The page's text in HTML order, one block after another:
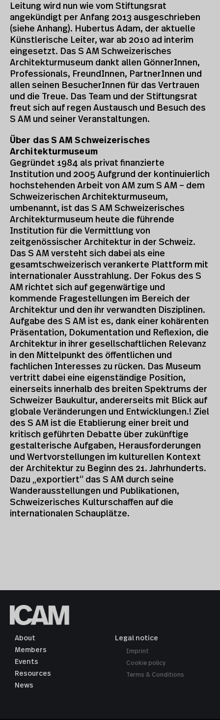
Leitung wird nun wie vom Stiftungsrat
angekündigt per Anfang 2013 ausgeschrieben
(siehe Anhang). Hubertus Adam, der aktuelle
Künstlerische Leiter, war ab 2010 ad interim
eingesetzt. Das S AM Schweizerisches
Architekturmuseum dankt allen GönnerInnen,
Professionals, FreundInnen, PartnerInnen und
allen seinen BesucherInnen für das Vertrauen
und die Treue. Das Team und der Stiftungsrat
freut sich auf regen Austausch und Besuch des
S AM und seiner Veranstaltungen.
Über das S AM Schweizerisches
Architekturmuseum
Gegründet 1984 als privat finanzierte
Institution und 2005 Aufgrund der kontinuierlich
hochstehenden Arbeit von AM zum S AM – dem
Schweizerischen Architekturmuseum,
umbenannt, ist das S AM Schweizerisches
Architekturmuseum heute die führende
Institution für die Vermittlung von
zeitgenössischer Architektur in der Schweiz.
Das S AM versteht sich dabei als eine
gesamtschweizerisch verankerte Plattform mit
internationaler Ausstrahlung. Der Fokus des S
AM richtet sich auf gegenwärtige und
kommende Fragestellungen im Bereich der
Architektur und den ihr verwandten Disziplinen.
Aufgabe des S AM ist es, dank einer kohärenten
Präsentation, Dokumentation und Reflexion, die
Architektur in ihrer gesellschaftlichen Relevanz
in den Mittelpunkt des öffentlichen und
fachlichen Interesses zu rücken. Das Museum
vertritt dabei eine eigenständige Position,
einerseits innerhalb des breiten Spektrums der
Schweizer Baukultur, andererseits mit Blick auf
globale Veränderungen und Entwicklungen.! Ziel
des S AM ist die Etablierung einer breit und
kritisch geführten Debatte über zukünftige
gestalterische Aufgaben, Herausforderungen
und Wertvorstellungen im kulturellen Kontext
der Architektur zu Beginn des 21. Jahrhunderts.
Dazu „exportiert“ das S AM durch seine
Wanderausstellungen und Publikationen,
Schweizerisches Kulturschaffen auf die
internationalen Schauplätze.
About
Members
Events
Resources
News
Legal notice
Imprint
Cookie policy
Terms & Conditions